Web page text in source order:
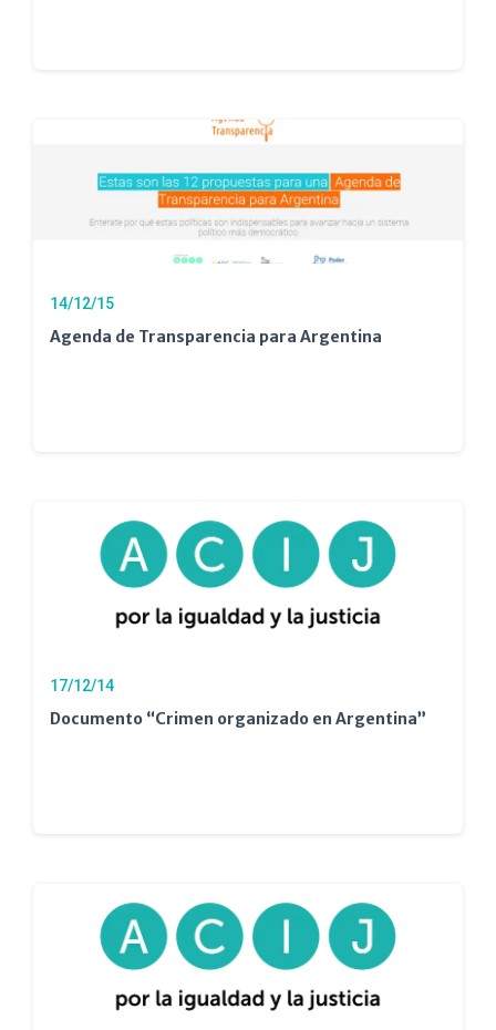
14/12/15
Agenda de Transparencia para Argentina
17/12/14
Documento “Crimen organizado en Argentina”